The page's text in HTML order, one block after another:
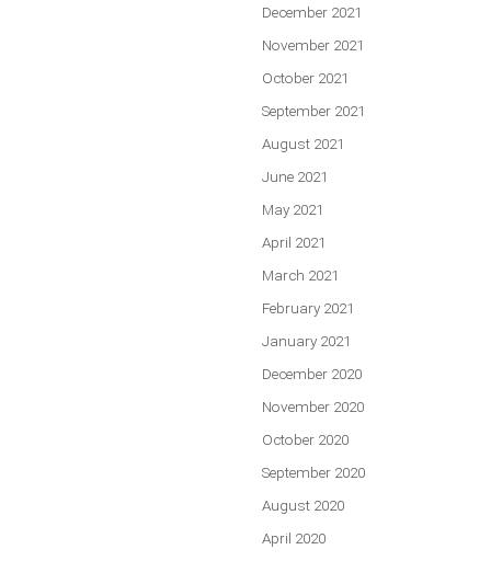
December 2021
November 2021
October 2021
September 2021
August 2021
June 2021
May 2021
April 2021
March 2021
February 2021
January 2021
December 2020
November 2020
October 2020
September 2020
August 2020
April 2020